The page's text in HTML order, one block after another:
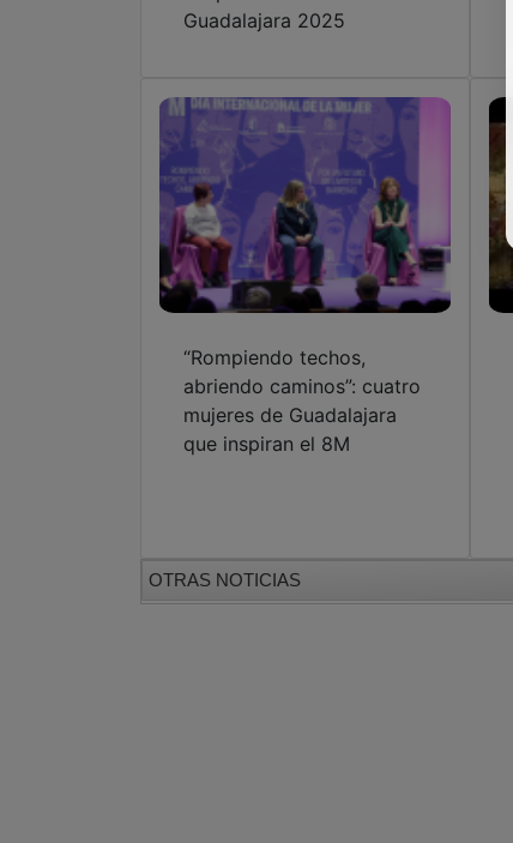
Guadalajara 2025
“Rompiendo techos,
abriendo caminos”: cuatro
mujeres de Guadalajara
que inspiran el 8M
OTRAS NOTICIAS